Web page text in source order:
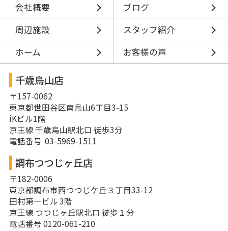
会社概要
ブログ
周辺施設
スタッフ紹介
ホーム
お客様の声
千歳烏山店
〒157-0062
東京都世田谷区南烏山6丁目3-15
iKビル1階
京王線 千歳烏山駅北口 徒歩3分
電話番号 03-5969-1511
調布つつじヶ丘店
〒182-0006
東京都調布市西つつじケ丘３丁目33-12
田村第一ビル 3階
京王線 つつじヶ丘駅北口 徒歩１分
電話番号 0120-061-210